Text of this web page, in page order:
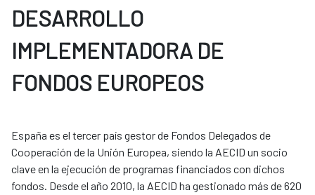
DESARROLLO
IMPLEMENTADORA DE
FONDOS EUROPEOS
España es el tercer país gestor de Fondos Delegados de
Cooperación de la Unión Europea, siendo la AECID un socio
clave en la ejecución de programas financiados con dichos
fondos. Desde el año 2010, la AECID ha gestionado más de 620